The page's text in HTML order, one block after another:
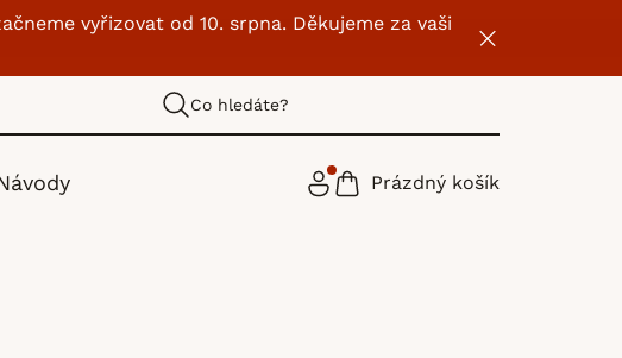
vyřizovat od 10. srpna. Děkujeme za vaši
Co hledáte?
NÁKUPNÍ
Prázdný košík